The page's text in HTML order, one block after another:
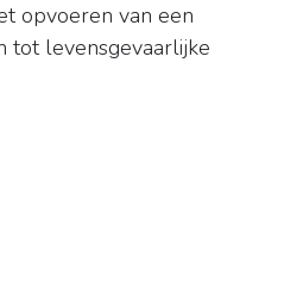
opvoeren van een
tot levensgevaarlijke